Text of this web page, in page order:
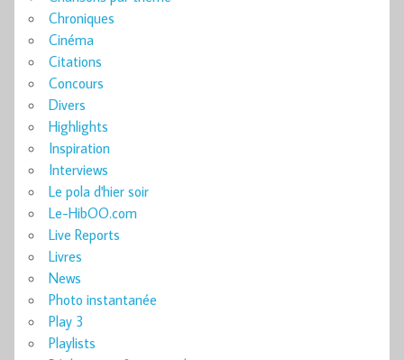
Chroniques
Cinéma
Citations
Concours
Divers
Highlights
Inspiration
Interviews
Le pola d'hier soir
Le-HibOO.com
Live Reports
Livres
News
Photo instantanée
Play 3
Playlists